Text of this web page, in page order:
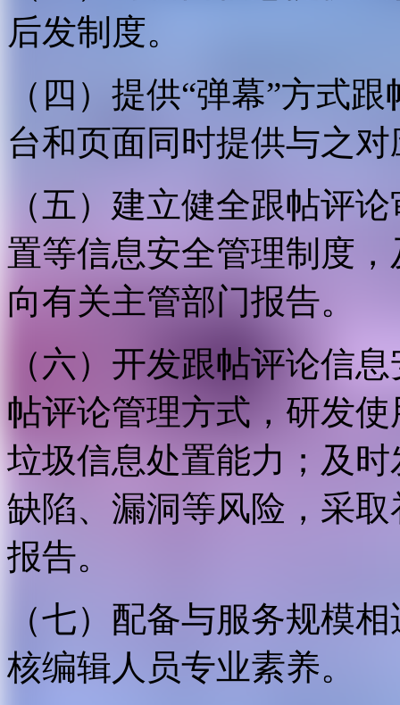
后发制度。
（四）提供“弹幕”方式
台和页面同时提供与之
（五）建立健全跟帖评
置等信息安全管理制度
向有关主管部门报告。
（六）开发跟帖评论信
帖评论管理方式，研发
垃圾信息处置能力；及
缺陷、漏洞等风险，采
报告。
（七）配备与服务规模
核编辑人员专业素养。